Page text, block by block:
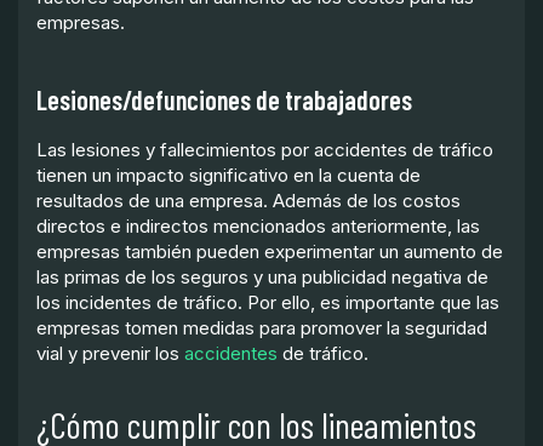
empresas.
Lesiones/defunciones de trabajadores
Las lesiones y fallecimientos por accidentes de tráfico
tienen un impacto significativo en la cuenta de
resultados de una empresa. Además de los costos
directos e indirectos mencionados anteriormente, las
empresas también pueden experimentar un aumento de
las primas de los seguros y una publicidad negativa de
los incidentes de tráfico. Por ello, es importante que las
empresas tomen medidas para promover la seguridad
vial y prevenir los accidentes de tráfico.
¿Cómo cumplir con los lineamientos